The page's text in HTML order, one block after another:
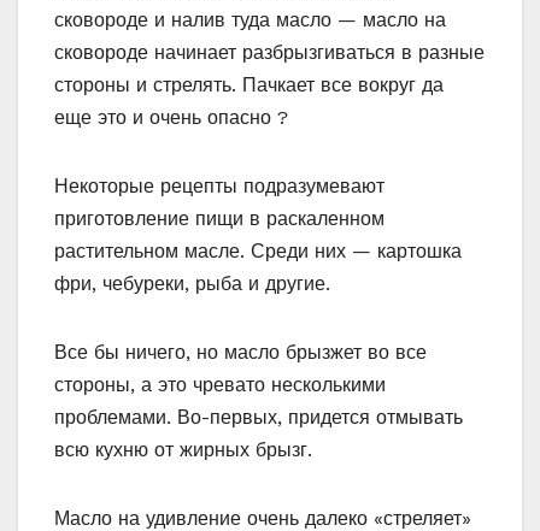
сковороде и налив туда масло — масло на
сковороде начинает разбрызгиваться в разные
стороны и стрелять. Пачкает все вокруг да
еще это и очень опасно ?
Некоторые рецепты подразумевают
приготовление пищи в раскаленном
растительном масле. Среди них — картошка
фри, чебуреки, рыба и другие.
Все бы ничего, но масло брызжет во все
стороны, а это чревато несколькими
проблемами. Во-первых, придется отмывать
всю кухню от жирных брызг.
Масло на удивление очень далеко «стреляет»